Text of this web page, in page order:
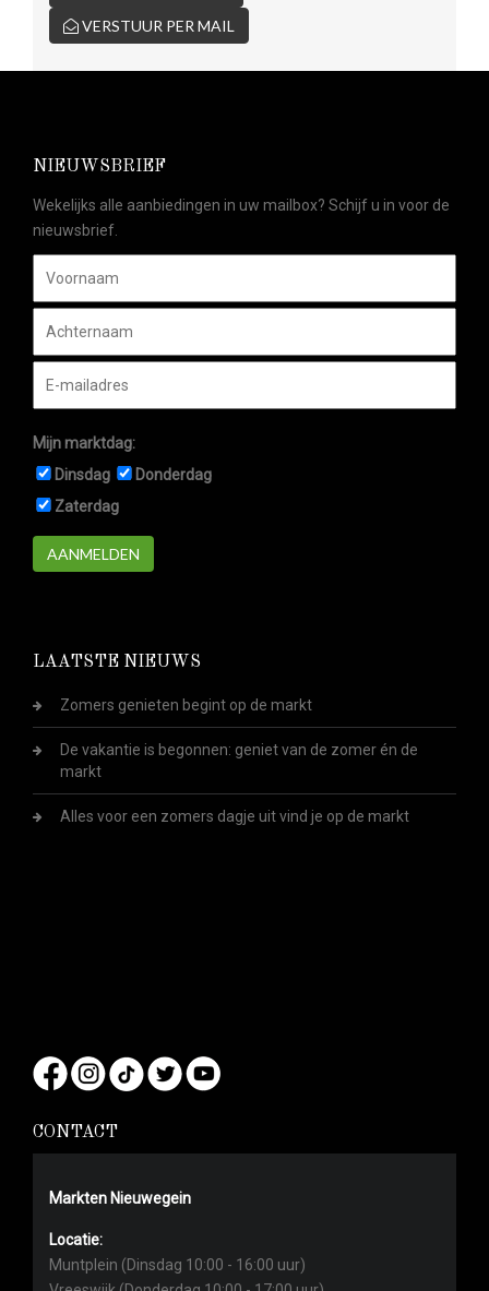
VERSTUUR PER MAIL
NIEUWSBRIEF
Wekelijks alle aanbiedingen in uw mailbox? Schijf u in voor de
nieuwsbrief.
Mijn marktdag:
Dinsdag
Donderdag
Zaterdag
AANMELDEN
LAATSTE NIEUWS
Zomers genieten begint op de markt
De vakantie is begonnen: geniet van de zomer én de
markt
Alles voor een zomers dagje uit vind je op de markt
CONTACT
Markten Nieuwegein
Locatie:
Muntplein (Dinsdag 10:00 - 16:00 uur)